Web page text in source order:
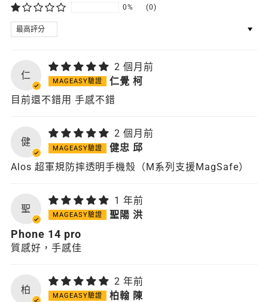
0% (0)
SORT BY
仁
2 個月前
仁覺 柯
目前還不錯用 手感不錯
健
2 個月前
健忠 邱
Alos 超軍規防摔透明手機殼（M系列支援MagSafe）
聖
1 年前
聖陽 洪
Phone 14 pro
質感好，手感佳
柏
2 年前
柏翰 陳